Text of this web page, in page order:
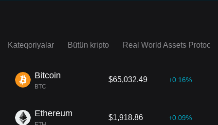
Kateqoriyalar Bütün kripto Real World Assets
Bitcoin
BTC
$65,032.49 +0.16%
Ethereum $1,918.86 +0.09%